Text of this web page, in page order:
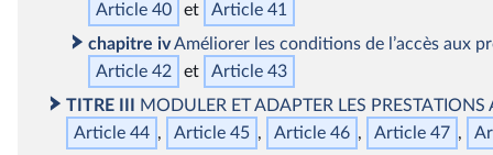
Article 40
Article 41
chapitre ivAméliorer les conditions de l’accès aux
Article 42
Article 43
TITRE III
MODULER ET ADAPTER LES PRESTATIONS
Article 44
Article 45 Article 46 Article 47